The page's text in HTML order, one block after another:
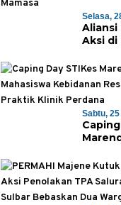
Selasa,
Aliansi
Aksi di
Sulbar
Mamasa
Sabtu,
Resmi
Klinik